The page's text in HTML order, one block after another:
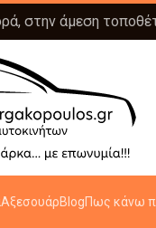
στην άμεση
ΑξεσουάρBlogΠως κάνω